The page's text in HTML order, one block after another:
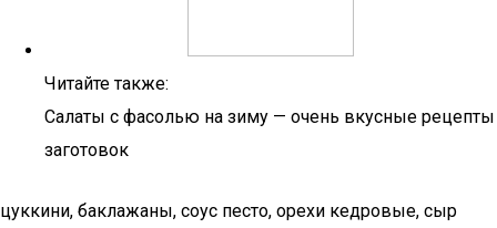
Читайте также:
Салаты с фасолью на зиму — очень вкусные рецепты
заготовок
цуккини, баклажаны, соус песто, орехи кедровые, сыр